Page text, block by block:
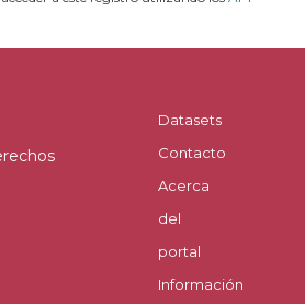
Datasets
Contacto
Acerca
del
portal
Información